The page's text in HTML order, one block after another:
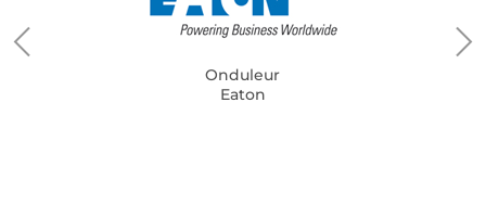
Onduleur
Eaton